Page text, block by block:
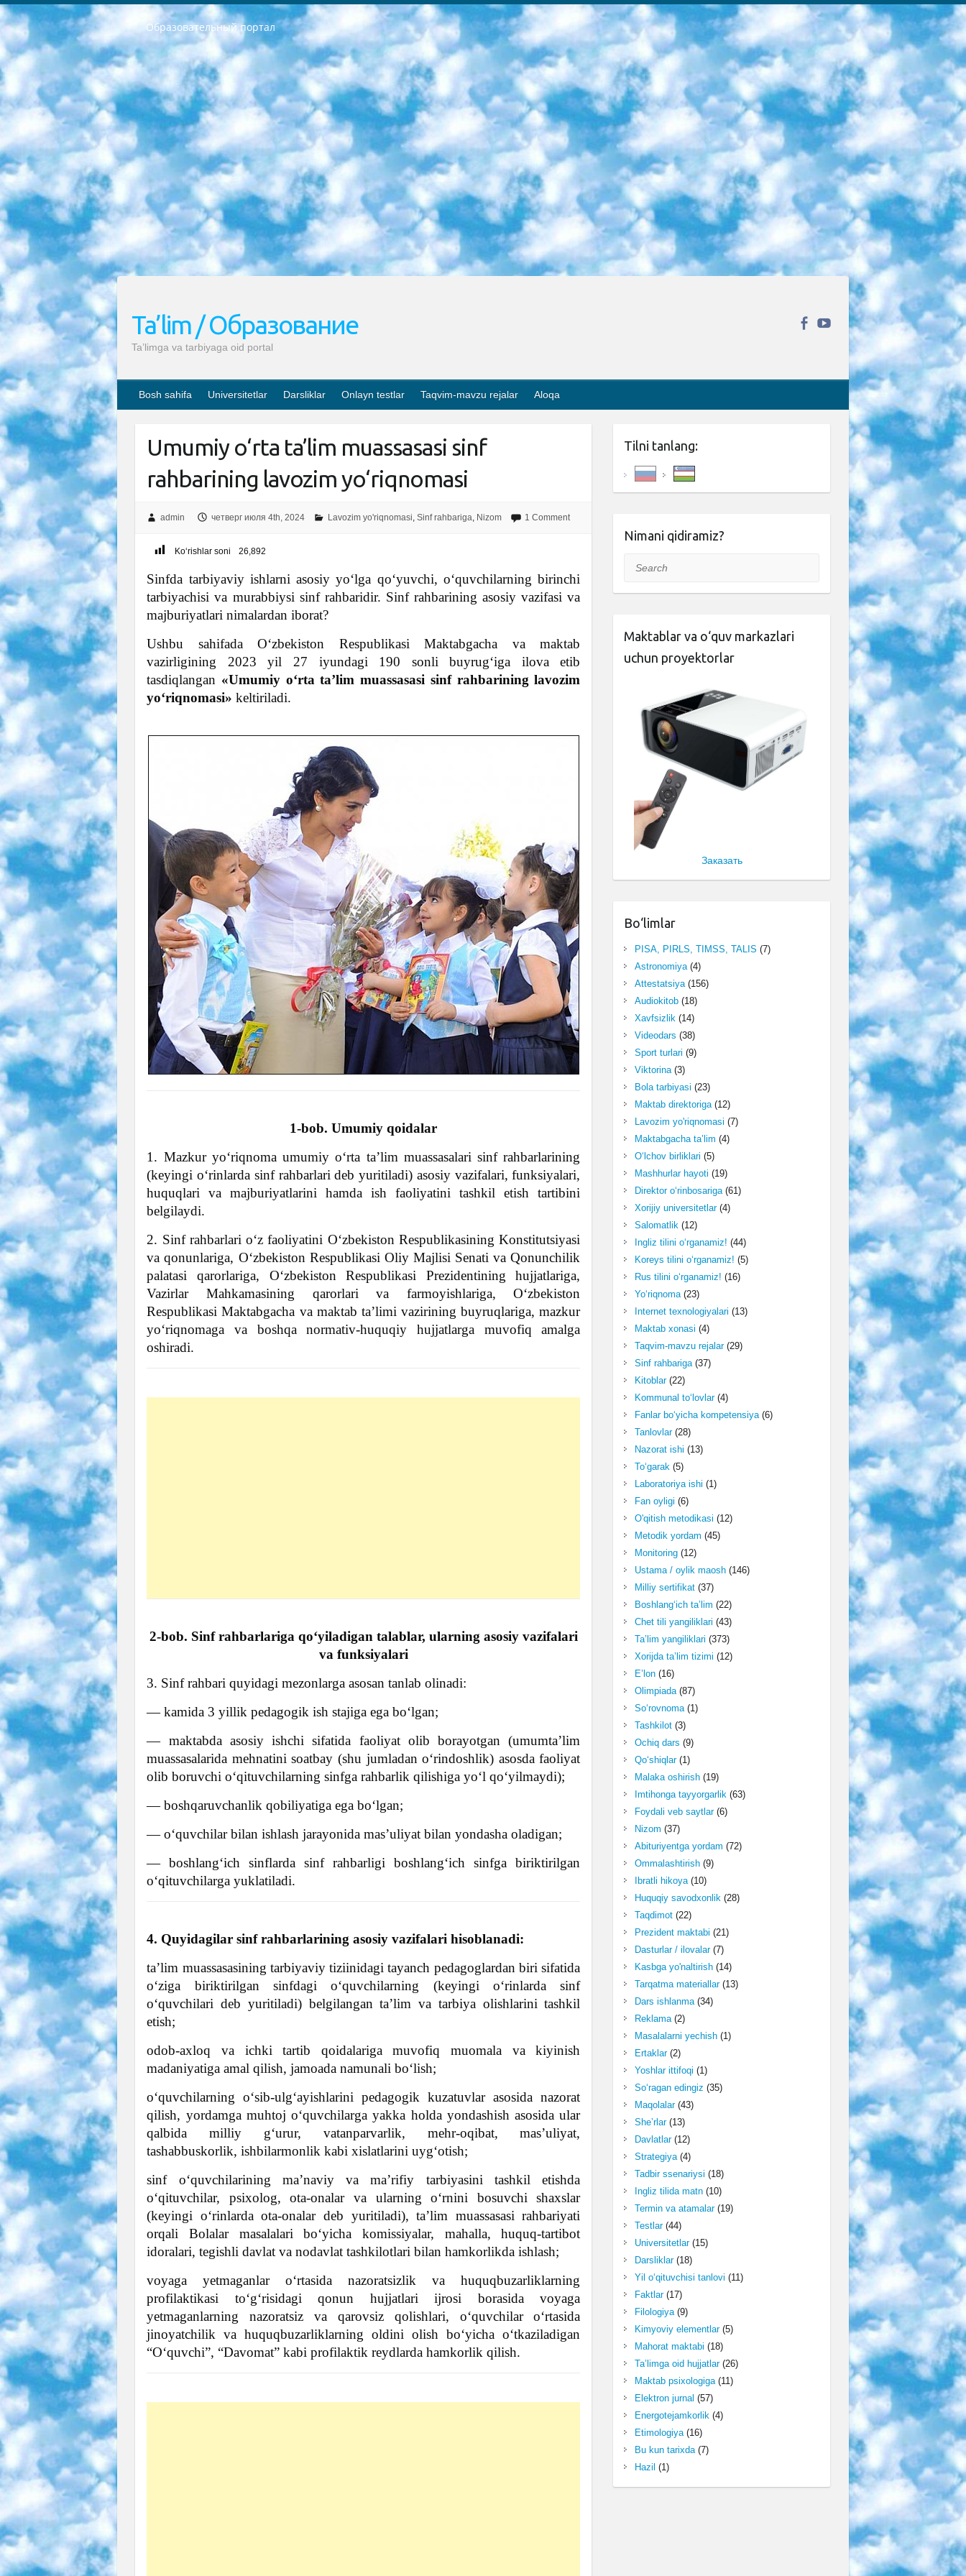
Образовательный портал
РЕСПУБЛИКА УЗБЕКИСТАН МИНИСТРЕРСТВО ДОШКОЛЬНОГО И ШКОЛЬНОГО ОБРАЗОВАНИЯ КОМАНДА в общеобразовательных учреждениях в 2023-2024 учебном году организация и проведение итоговой государственной аттестации обучающихся о Министра дошкольного и школьного образования Республики Узбекистан от 4 марта 2008 года (постановлением Минюста от 20 марта 2008 года № 1778 государственной регистрации) «Итоговое состояние учащихся общего среднего образования на основании положения об утверждении положения об аттестации общего среднего образования выпускной экзамен студентов в образовательных учреждениях в 2023-2024 учебном году В целях организации и прохождения аттестации приказываю: 1. Следующее: перечень предметов, по которым будет проводиться итоговая государственная аттестация и экзамен формы перевода согласно приложению 1; сертификаты международного образца, оценивающие уровень владения иностранными языками перечень согласно приложению 2; 2. Педагогический при специализированных образовательных учреждениях. научно-практический центр квалификации и международной оценки (Д.Давидова) 2024 г. До 25 марта: задания по предметам, по которым будет проводиться итоговая аттестация разработка и утверждение технических условий; итоговая аттестация на основании разработанного предметного задания разработка вопросов по предметам (устно и письменно), экзамен передача; общеобразовательные средние школы и специальные учебные заведения учащиеся выпускных классов школ и интернатов в агентской системе подготовка базы данных экзаменационных материалов и критериев оценки; перевод базы экзаменационных материалов на все языки обучения подать в Республиканский образовательный центр для изготовления; варианты экзаменов на основе разработанных контрольных материалов пусть будут поставлены задачи формирования. 3. Республиканский образовательный центр (Ш.Худайкулов) до 5 апреля 2024 года. до: база данных предоставленных экзаменационных материалов на все языки обучения перевод и экспертиза; для слепых, слабовидящих, глухих, слабослышащих и умственно отсталых детей учащиеся выпускных классов специализированных школ и школ-интернатов база данных экзаменационных материалов на всех преподаваемых языках подготовка критериев оценки; специализированные школы для умственно отсталых детей и технологии для учащихся выпускных классов школ-интернатов разработка соответствующих рекомендаций и критериев проведения ЕГЭ по естествознанию давать задания. 4. Педагогический при специализированных образовательных учреждениях. Научно-практический центр навыков и международной оценки (Д.Давидова), Республика образовательный центр (Худайкулов Ш.) итоговый государственный аттестационный экзамен ориентирован на творческое и логическое мышление при подготовке базы материалов учитывать введение заданий. 5. Следует отметить, что: сертификат государственного образца о знании общеобразовательного предмета и как минимум национальный уровень B1 по предметам на иностранных языках, указанным в Приложении 2. или международно признанный сертификат эквивалентного уровня студенты, изучающие определенный предмет, освобождаются от экзамена; по соответствующим предметам запланирована итоговая государственная аттестация за день до дня, путем жеребьевки Рабочей группой (в письменной форме по предметам, проводимым в форме) из числа сформированных вариантов выбрано 2 варианта; 2 выбранных варианта экзамена анонсированы на официальном сайте министерства и все выпускники по всей стране на основе этих вариантов проводит итоговую государственную аттестацию. 6. Государственное образование учащихся средних общеобразовательных учреждений. знания в соответствии с квалификационными требованиями, которые необходимо приобрести на основании стандартов итоговый (выпускной) контроль для 9 и 11 классов в целях тестирования Экзамены (далее – экзамены) состоят из предметов, перечисленных в приложении 1. будет сделано. 7. Экзамены пройдут с 26 мая по 15 июня 2024 г. (кроме науки физического воспитания). 8. Физическая для учащихся 9 классов общесредних образовательных учреждений. Экзамены по предмету «Образование, квалификация медицина» 1-6 мая 2024 года. сотрудники перевести под присмотр (с отклонениями в физическом или умственном развитии) специализированная школа для детей, школы-интернаты и со сколиозом школы-интернаты санаторного типа для больных детей исключены). 9. Он был слепым, слабовидящим и имел нарушения опорно-двигательного аппарата. экзамены в специализированных школах и интернатах для детей должны проводиться исходя из требований, предъявляемых к общеобразовательным учреждениям (физкультура кроме науки). 10. Специализированная школа для глухих и слабослышащих детей. и экзамены в интернатах и быть реализован в виде письменного теста по математике. 11. Специальность для умственно отсталых детей. Для 9 класса Родной язык и литературное письмо Государственный язык (язык обучения – узбекский). для неклассов) написано Математическое письмо Письменная/устная история Узбекистана Физическое воспитание практично Итоговый контроль Для 11 класса Написание родного языка и литературы (эссе) Математическое письмо Узбекский язык (обучение на узбекском языке) не посещающее общее среднее образование для учреждений)/Образовательное учреждение выбор письменный и устный Иностранный язык письменный/устный Письменная/устная история Узбекистана *По выбору студента:  Химия  Физика  Основы государственного права  География 10 бесплатных образовательных ресурсов - Мы составили подборку онлайн-проектов с интерактивными упражнениями, видеолекциями и статьями. Они помогут вам обрести новые и освежить старые знания бесплатно. 1. «ИНТУИТ» Старейшая образовательная площадка Рунета. Здесь вы найдёте сотни текстовых и видеокурсов на десятки различных тем — от программирования до психологии. Многие курсы подготовлены российскими университетами и крупными международными компаниями вроде Intel и Microsoft. Самостоятельное обучение бесплатное, но желающие могут оплатить услуги персональных наставников. 2. «Смартия» знакомит с актуальными профессиями и подсказывает, как им обучаться. Выбрав заинтересовавшую вас специальность — SMM-специалист, фотограф, веб-дизайнер или другую, — увидите список необходимых для неё умений. Чтобы вы могли освоить их самостоятельно, для каждого умения площадка отображает подборку ссылок на учебные материалы. Хотя «Смартия» ориентируется на русскоязычную аудиторию, часть контента всё же доступна только на английском. 3. «Лекторий Физтеха» Проект Московского физико-технического института (Физтеха). С его помощью вы можете смотреть онлайн серии лекций, записанные на видео в этом вузе. В числе доступных предметов — физика, биология, химия, информационные технологии и другие. К некоторым лекциям администрация ресурса прилагает готовые конспекты, которые можно скачивать в PDF-формате. 4. ITMOcourses Онлайн-площадка Санкт-Петербургского национального исследовательского университета информационных технологий, механики и оптики (ИТМО). Ресурс предоставляет свободный доступ к курсам, разработанным в этом вузе. Каталог материалов разбит на четыре категории: «Оптические системы и технологии», «Приборостроение и робототехника», «Информационные технологии» и «Биотехнологии». Курсы состоят из видеолекций, интерактивных демонстраций и заданий. 5. «КиберЛенинка» Электронная научная библиотека открытого доступа. Каталог площадки регулярно обрастает текстами статей из различных научных изданий. Сгруппированные по журналам и рубрикам публикации можно читать онлайн или скачивать целиком в PDF-формате. Проект нацелен на популяризацию науки за счёт открытого доступа к качественной информации. 6. «ПостНаука» На этом ресурсе публикуют подборки видеолекций, составленные экспертами из разных отраслей и объединённые общими темами. Среди них, к примеру, есть серии «Биоинформатика и геномика», «Культура средневековой Скандинавии» и Cinema Studies о теории кино. Каждая подборка лекций — логически связанная история, рассказанная экспертом от первого лица. Кроме того, на сайте появляются научно-образовательные статьи и тесты на разные темы. 7. «Newочём» Команда проекта «Newочём» отбирает самые интересные тексты из англоязычных СМИ и переводит те из них, за которые голосуют участники сообщества «ВКонтакте». По большей части это научно-популярные статьи. Редакторы придумывают лишь заголовки, в остальном содержание переводов соответствует оригиналам. Полные тексты можно читать прямо в социальной сети. 8. InternetUrok Онлайн-база материалов по основным дисциплинам школьной программы. Информация на сайте структурирована по классам, предметам и темам (урокам). Каждый урок состоит из видеолекций и конспектов. Есть также интерактивные тренажёры и тесты для закрепления пройденного материала. Даже если вы давно окончили школу, возможность повторить программу старших классов всегда может пригодиться. 9. Edutainme Ещё один ресурс об образовании. В отличие от Newtonew, как мне кажется, Edutainme больше ориентируется на представителей индустрии: педагогов, предпринимателей, разработчиков образовательных проектов. Но и любой, кто просто стремится к саморазвитию, найдёт на сайте много полезного и интересного для себя. Например, информацию о новых курсах и образовательных сервисах. 10. Newtonew Онлайн-медиа об образовании и обучении в широком смысле. Авторы Newtonew пишут об инструментах, заведениях, тактиках и стратегиях, которые помогают учить других и получать новые знания самостоятельно. На этой площадке вы найдёте новости, обзоры, аналитические мат
Ta’lim / Образование
Ta’limga va tarbiyaga oid portal
Bosh sahifa Universitetlar Darsliklar Onlayn testlar Taqvim-mavzu rejalar Aloqa
Umumiy o‘rta ta’lim muassasasi sinf
rahbarining lavozim yo‘riqnomasi
admin четверг июля 4th, 2024 Lavozim yo'riqnomasi, Sinf rahbariga, Nizom 1 Comment
Ko‘rishlar soni 26,892
Sinfda tarbiyaviy ishlarni asosiy yo‘lga qo‘yuvchi, o‘quvchilarning birinchi
tarbiyachisi va murabbiysi sinf rahbaridir. Sinf rahbarining asosiy vazifasi va
majburiyatlari nimalardan iborat?
Ushbu sahifada O‘zbekiston Respublikasi Maktabgacha va maktab
vazirligining 2023 yil 27 iyundagi 190 sonli buyrug‘iga ilova etib
tasdiqlangan «Umumiy o‘rta ta’lim muassasasi sinf rahbarining lavozim
yo‘riqnomasi» keltiriladi.
1-bob. Umumiy qoidalar
1. Mazkur yo‘riqnoma umumiy o‘rta ta’lim muassasalari sinf rahbarlarining
(keyingi o‘rinlarda sinf rahbarlari deb yuritiladi) asosiy vazifalari, funksiyalari,
huquqlari va majburiyatlarini hamda ish faoliyatini tashkil etish tartibini
belgilaydi.
2. Sinf rahbarlari o‘z faoliyatini O‘zbekiston Respublikasining Konstitutsiyasi
va qonunlariga, O‘zbekiston Respublikasi Oliy Majlisi Senati va Qonunchilik
palatasi qarorlariga, O‘zbekiston Respublikasi Prezidentining hujjatlariga,
Vazirlar Mahkamasining qarorlari va farmoyishlariga, O‘zbekiston
Respublikasi Maktabgacha va maktab ta’limi vazirining buyruqlariga, mazkur
yo‘riqnomaga va boshqa normativ-huquqiy hujjatlarga muvofiq amalga
oshiradi.
2-bob. Sinf rahbarlariga qo‘yiladigan talablar, ularning asosiy vazifalari
va funksiyalari
3. Sinf rahbari quyidagi mezonlarga asosan tanlab olinadi:
— kamida 3 yillik pedagogik ish stajiga ega bo‘lgan;
— maktabda asosiy ishchi sifatida faoliyat olib borayotgan (umumta’lim
muassasalarida mehnatini soatbay (shu jumladan o‘rindoshlik) asosda faoliyat
olib boruvchi o‘qituvchilarning sinfga rahbarlik qilishiga yo‘l qo‘yilmaydi);
— boshqaruvchanlik qobiliyatiga ega bo‘lgan;
— o‘quvchilar bilan ishlash jarayonida mas’uliyat bilan yondasha oladigan;
— boshlang‘ich sinflarda sinf rahbarligi boshlang‘ich sinfga biriktirilgan
o‘qituvchilarga yuklatiladi.
4. Quyidagilar sinf rahbarlarining asosiy vazifalari hisoblanadi:
ta’lim muassasasining tarbiyaviy tiziinidagi tayanch pedagoglardan biri sifatida
o‘ziga biriktirilgan sinfdagi o‘quvchilarning (keyingi o‘rinlarda sinf
o‘quvchilari deb yuritiladi) belgilangan ta’lim va tarbiya olishlarini tashkil
etish;
odob-axloq va ichki tartib qoidalariga muvofiq muomala va kiyinish
madaniyatiga amal qilish, jamoada namunali bo‘lish;
o‘quvchilarning o‘sib-ulg‘ayishlarini pedagogik kuzatuvlar asosida nazorat
qilish, yordamga muhtoj o‘quvchilarga yakka holda yondashish asosida ular
qalbida milliy g‘urur, vatanparvarlik, mehr-oqibat, mas’uliyat,
tashabbuskorlik, ishbilarmonlik kabi xislatlarini uyg‘otish;
sinf o‘quvchilarining ma’naviy va ma’rifiy tarbiyasini tashkil etishda
o‘qituvchilar, psixolog, ota-onalar va ularning o‘rnini bosuvchi shaxslar
(keyingi o‘rinlarda ota-onalar deb yuritiladi), ta’lim muassasasi rahbariyati
orqali Bolalar masalalari bo‘yicha komissiyalar, mahalla, huquq-tartibot
idoralari, tegishli davlat va nodavlat tashkilotlari bilan hamkorlikda ishlash;
voyaga yetmaganlar o‘rtasida nazoratsizlik va huquqbuzarliklarning
profilaktikasi to‘g‘risidagi qonun hujjatlari ijrosi borasida voyaga
yetmaganlarning nazoratsiz va qarovsiz qolishlari, o‘quvchilar o‘rtasida
jinoyatchilik va huquqbuzarliklarning oldini olish bo‘yicha o‘tkaziladigan
“O‘quvchi”, “Davomat” kabi profilaktik reydlarda hamkorlik qilish.
Tilni tanlang:
Nimani qidiramiz?
Search
Maktablar va o‘quv markazlari
uchun proyektorlar
Заказать
Bo‘limlar
PISA, PIRLS, TIMSS, TALIS (7)
Astronomiya(4)
Attestatsiya(156)
Audiokitob(18)
Xavfsizlik(14)
Videodars (38)
Sport turlari (9)
Viktorina(3)
Bola tarbiyasi (23)
Maktab direktoriga(12)
Lavozim yo'riqnomasi (7)
Maktabgacha ta’lim (4)
O‘lchov birliklari (5)
Mashhurlar hayoti (19)
Direktor o‘rinbosariga(61)
Xorijiy universitetlar(4)
Salomatlik(12)
Ingliz tilini o‘rganamiz! (44)
Koreys tilini o‘rganamiz! (5)
Rus tilini o‘rganamiz! (16)
Yo‘riqnoma(23)
Internet texnologiyalari (13)
Maktab xonasi (4)
Taqvim-mavzu rejalar(29)
Sinf rahbariga(37)
Kitoblar(22)
Kommunal to‘lovlar(4)
Fanlar bo‘yicha kompetensiya(6)
Tanlovlar(28)
Nazorat ishi (13)
To‘garak(5)
Laboratoriya ishi (1)
Fan oyligi (6)
O'qitish metodikasi (12)
Metodik yordam (45)
Monitoring(12)
Ustama / oylik maosh(146)
Milliy sertifikat(37)
Boshlang‘ich ta’lim (22)
Chet tili yangiliklari (43)
Ta’lim yangiliklari (373)
Xorijda ta’lim tizimi (12)
E’lon(16)
Olimpiada(87)
So‘rovnoma(1)
Tashkilot(3)
Ochiq dars (9)
Qo‘shiqlar(1)
Malaka oshirish(19)
Imtihonga tayyorgarlik(63)
Foydali veb saytlar(6)
Nizom (37)
Abituriyentga yordam (72)
Ommalashtirish(9)
Ibratli hikoya(10)
Huquqiy savodxonlik(28)
Taqdimot(22)
Prezident maktabi (21)
Dasturlar / ilovalar(7)
Kasbga yo'naltirish(14)
Tarqatma materiallar(13)
Dars ishlanma(34)
Reklama(2)
Masalalarni yechish(1)
Ertaklar(2)
Yoshlar ittifoqi (1)
So‘ragan edingiz (35)
Maqolalar(43)
She’rlar(13)
Davlatlar(12)
Strategiya(4)
Tadbir ssenariysi (18)
Ingliz tilida matn(10)
Termin va atamalar(19)
Testlar(44)
Universitetlar(15)
Darsliklar(18)
Yil o‘qituvchisi tanlovi (11)
Faktlar(17)
Filologiya(9)
Kimyoviy elementlar(5)
Mahorat maktabi (18)
Ta’limga oid hujjatlar(26)
Maktab psixologiga(11)
Elektron jurnal (57)
Energotejamkorlik(4)
Etimologiya(16)
Bu kun tarixda(7)
Hazil (1)